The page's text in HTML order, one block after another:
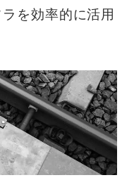
を効率的に活用